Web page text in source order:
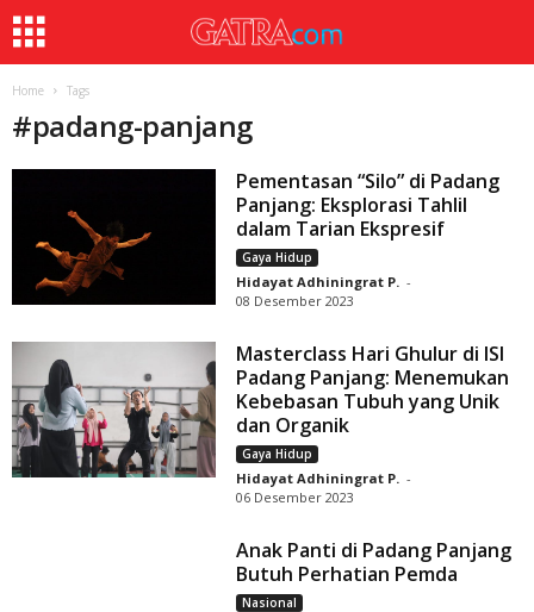
Home Tags
#padang-panjang
Pementasan “Silo” di Padang
Panjang: Eksplorasi Tahlil
dalam Tarian Ekspresif
Gaya Hidup
Hidayat Adhiningrat P. -
08 Desember 2023
Masterclass Hari Ghulur di ISI
Padang Panjang: Menemukan
Kebebasan Tubuh yang Unik
dan Organik
Gaya Hidup
Hidayat Adhiningrat P. -
06 Desember 2023
Anak Panti di Padang Panjang
Butuh Perhatian Pemda
Nasional